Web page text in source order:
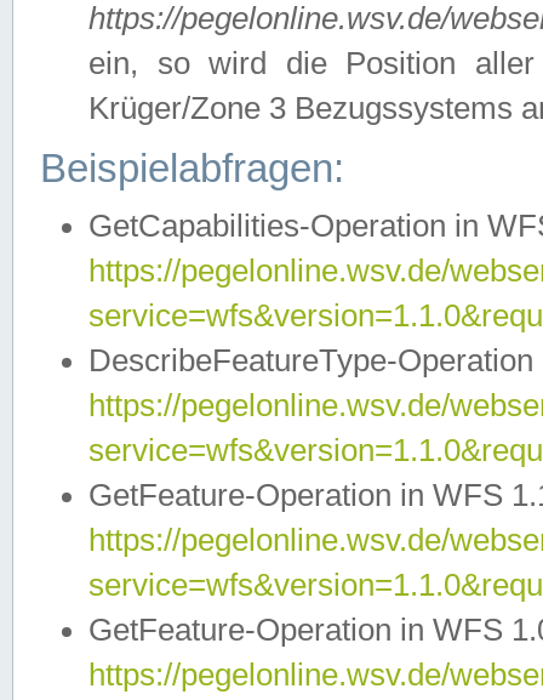
https://pegelonline.wsv.de/
ein, so wird die Position
Krüger/Zone 3 Bezugssystems
Beispielabfragen:
GetCapabilities-Operation in
https://pegelonline.wsv.de/
DescribeFeatureType-
https://pegelonline.wsv.de/
GetFeature-Operation in WFS
https://pegelonline.wsv.de/
GetFeature-Operation in WFS
https://pegelonline.wsv.de/